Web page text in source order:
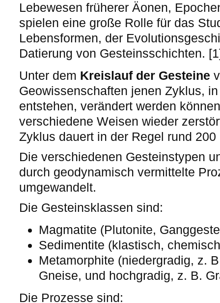
Lebewesen früherer Äonen,
spielen eine große Rolle für das
Lebensformen, der
Datierung von Gesteinsschichten.
Unter dem Kreislauf der Gesteine
Geowissenschaften jenen Zyklus,
entstehen, verändert werden
verschiedene Weisen wieder
Zyklus dauert in der Regel rund
Die verschiedenen Gesteinstypen
durch geodynamisch vermittelte
umgewandelt.
Die Gesteinsklassen sind:
Magmatite (Plutonite,
Sedimentite (klastisch,
Metamorphite (niedergradig, z.
Gneise, und hochgradig, z. B.
Die Prozesse sind: